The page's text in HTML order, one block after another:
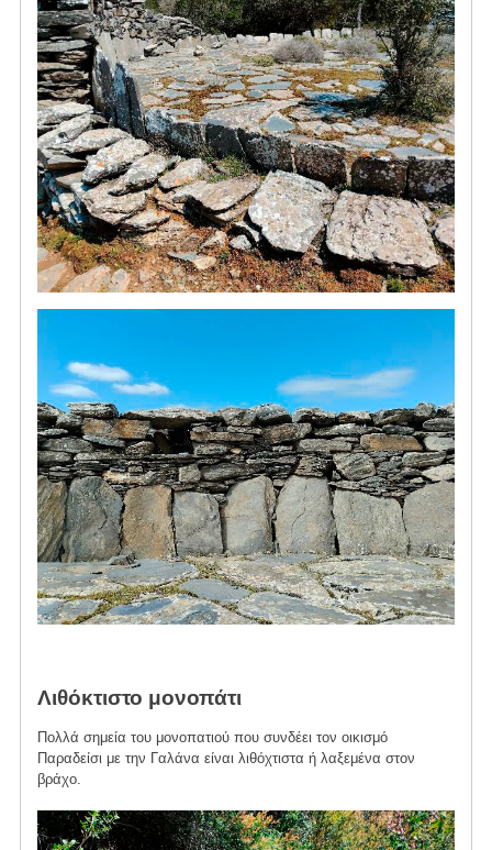
Λιθόκτιστο μονοπάτι
Πολλά σημεία του μονοπατιού που συνδέει τον οικισμό
Παραδείσι με την Γαλάνα είναι λιθόχτιστα ή λαξεμένα στον
βράχο.